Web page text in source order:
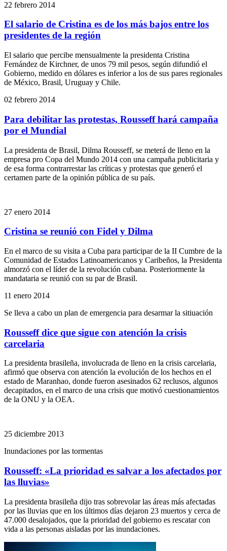
22 febrero 2014
El salario de Cristina es de los más bajos entre los
presidentes de la región
El salario que percibe mensualmente la presidenta Cristina
Fernández de Kirchner, de unos 79 mil pesos, según difundió el
Gobierno, medido en dólares es inferior a los de sus pares regionales
de México, Brasil, Uruguay y Chile.
02 febrero 2014
Para debilitar las protestas, Rousseff hará campaña
por el Mundial
La presidenta de Brasil, Dilma Rousseff, se meterá de lleno en la
empresa pro Copa del Mundo 2014 con una campaña publicitaria y
de esa forma contrarrestar las críticas y protestas que generó el
certamen parte de la opinión pública de su país.
27 enero 2014
Cristina se reunió con Fidel y Dilma
En el marco de su visita a Cuba para participar de la II Cumbre de la
Comunidad de Estados Latinoamericanos y Caribeños, la Presidenta
almorzó con el líder de la revolución cubana. Posteriormente la
mandataria se reunió con su par de Brasil.
11 enero 2014
Se lleva a cabo un plan de emergencia para desarmar la sitiuación
Rousseff dice que sigue con atención la crisis
carcelaria
La presidenta brasileña, involucrada de lleno en la crisis carcelaria,
afirmó que observa con atención la evolución de los hechos en el
estado de Maranhao, donde fueron asesinados 62 reclusos, algunos
decapitados, en el marco de una crisis que motivó cuestionamientos
de la ONU y la OEA.
25 diciembre 2013
Inundaciones por las tormentas
Rousseff: «La prioridad es salvar a los afectados por
las lluvias»
La presidenta brasileña dijo tras sobrevolar las áreas más afectadas
por las lluvias que en los últimos días dejaron 23 muertos y cerca de
47.000 desalojados, que la prioridad del gobierno es rescatar con
vida a las personas aisladas por las inundaciones.